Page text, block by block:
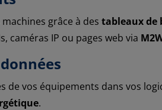
grâce à des tableaux de
caméras IP ou pages web via
de vos équipements dans vos
.